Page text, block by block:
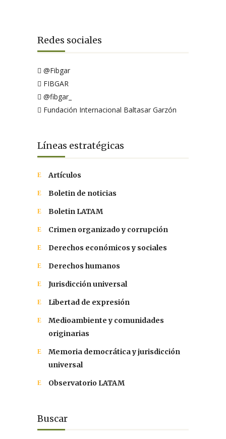
Redes sociales
@Fibgar
FIBGAR
@fibgar_
Fundación Internacional Baltasar Garzón
Líneas estratégicas
Artículos
Boletin de noticias
Boletin LATAM
Crimen organizado y corrupción
Derechos económicos y sociales
Derechos humanos
Jurisdicción universal
Libertad de expresión
Medioambiente y comunidades
originarias
Memoria democrática y jurisdicción
universal
Observatorio LATAM
Buscar